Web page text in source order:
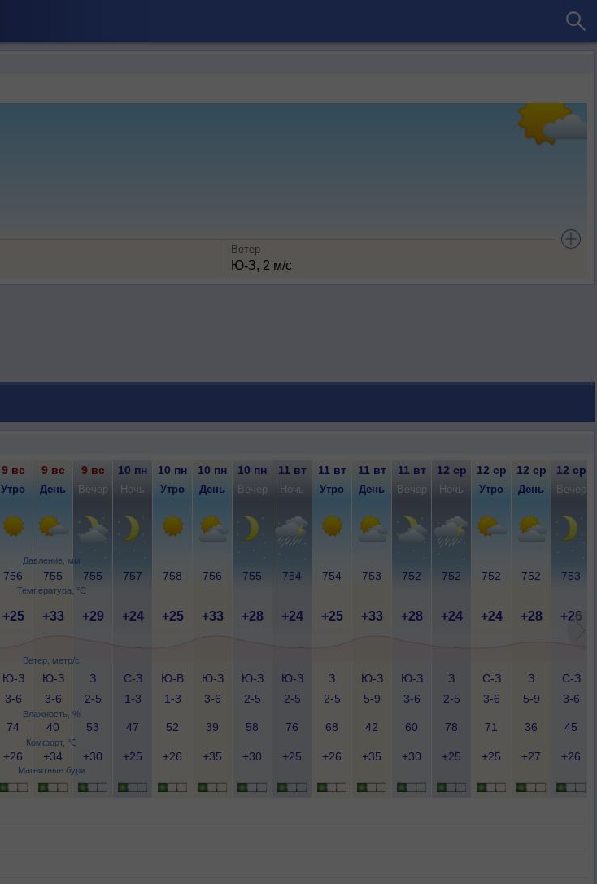
Ветер
Ю-З, 2 м/с
Давление, мм
Температура, °C
Ветер, метр/с
Влажность, %
Комфорт, °C
Магнитные бури
9 вс 9 вс 9 вс 10 пн 10 пн 10 пн 10 пн 11 вт 11 вт 11 вт 11 вт 12 ср 12 ср 12 ср 12 ср
Утро День Вечер Ночь Утро День Вечер Ночь Утро День Вечер Ночь Утро День Вечер
756 755 755 757 758 756 755 754 754 753 752 752 752 752 753
+25 +33 +29 +24 +25 +33 +28 +24 +25 +33 +28 +24 +24 +28 +26
Ю-З
3-6
Ю-З
3-6
З
2-5
С-З
1-3
Ю-В
1-3
Ю-З
3-6
Ю-З
2-5
Ю-З
2-5
З
2-5
Ю-З
5-9
Ю-З
3-6
З
2-5
С-З
3-6
З
5-9
С-З
3-6
74 40 53 47 52 39 58 76 68 42 60 78 71 36 45
+26 +34 +30 +25 +26 +35 +30 +25 +26 +35 +30 +25 +25 +27 +26